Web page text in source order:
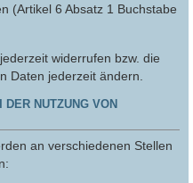
(Artikel 6 Absatz 1 Buchstabe
widerrufen bzw. die
Daten jederzeit ändern.
NUTZUNG VON
an verschiedenen Stellen